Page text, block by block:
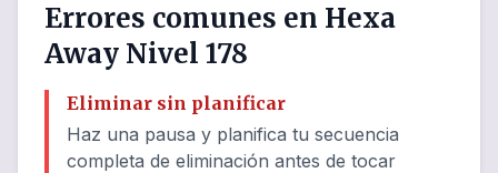
Errores comunes en Hexa
Away Nivel 178
Eliminar sin planificar
Haz una pausa y planifica tu secuencia
completa de eliminación antes de tocar